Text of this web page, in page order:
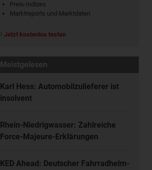
Preis-Indizes
Marktreports und Marktdaten
Jetzt kostenlos testen
Meistgelesen
Karl Hess: Automobilzulieferer ist
insolvent
Rhein-Niedrigwasser: Zahlreiche
Force-Majeure-Erklärungen
KED Ahead: Deutscher Fahrradhelm-